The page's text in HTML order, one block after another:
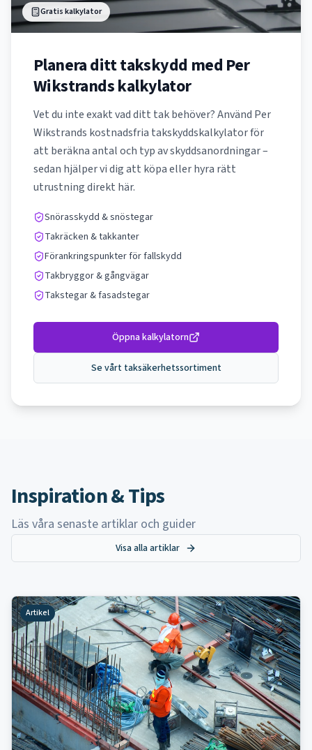
Gratis kalkylator
Planera ditt takskydd med Per
Wikstrands kalkylator
Vet du inte exakt vad ditt tak behöver? Använd Per
Wikstrands kostnadsfria takskyddskalkylator för
att beräkna antal och typ av skyddsanordningar –
sedan hjälper vi dig att köpa eller hyra rätt
utrustning direkt här.
Snörasskydd & snöstegar
Takräcken & takkanter
Förankringspunkter för fallskydd
Takbryggor & gångvägar
Takstegar & fasadstegar
Öppna kalkylatorn
Se vårt taksäkerhetssortiment
Inspiration & Tips
Läs våra senaste artiklar och guider
Visa alla artiklar
Artikel